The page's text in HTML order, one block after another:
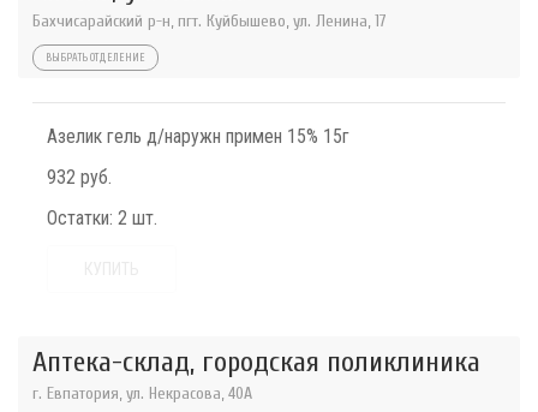
Бахчисарайский р-н, пгт. Куйбышево, ул. Ленина, 17
ВЫБРАТЬ ОТДЕЛЕНИЕ
Азелик гель д/наружн примен 15% 15г
932 руб.
Остатки: 2 шт.
Аптека-склад, городская поликлиника
г. Евпатория, ул. Некрасова, 40A